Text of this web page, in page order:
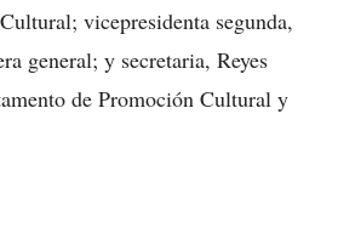
vicepresidenta segunda,
general; y secretaria, Reyes
de Promoción Cultural y